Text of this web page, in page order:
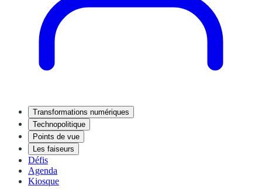
Transformations numériques
Technopolitique
Points de vue
Les faiseurs
Défis
Agenda
Kiosque